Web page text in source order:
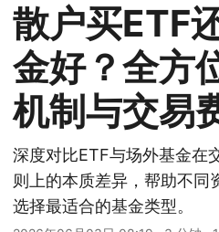
散户买ETF
金好？全方
机制与交易
深度对比ETF与场外基金在
则上的本质差异，帮助不同
选择最适合的基金类型。